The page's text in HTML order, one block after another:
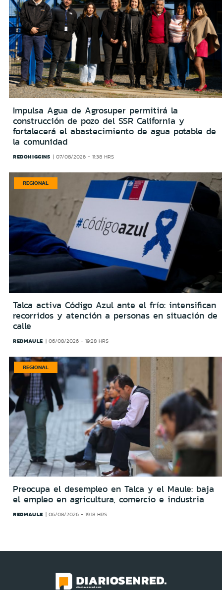
Impulsa Agua de Agrosuper permitirá la
construcción de pozo del SSR California y
fortalecerá el abastecimiento de agua potable de
la comunidad
REDOHIGGINS 07/08/2026 - 11:38 HRS
REGIONAL
Talca activa Código Azul ante el frío: intensifican
recorridos y atención a personas en situación de
calle
REDMAULE 06/08/2026 - 19:28 HRS
REGIONAL
Preocupa el desempleo en Talca y el Maule: baja
el empleo en agricultura, comercio e industria
REDMAULE 06/08/2026 - 19:18 HRS